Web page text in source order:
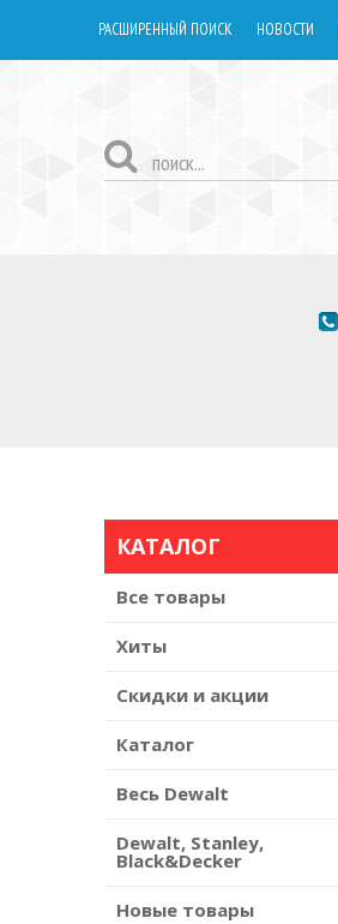
РАСШИРЕННЫЙ ПОИСК НОВОСТИ
КАТАЛОГ
Все товары
Хиты
Скидки и акции
Каталог
Весь Dewalt
Dewalt, Stanley,
Black&Decker
Новые товары